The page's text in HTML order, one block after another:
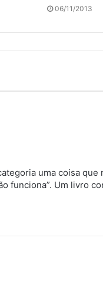
06/11/2013
uma coisa
funciona”. Um livro